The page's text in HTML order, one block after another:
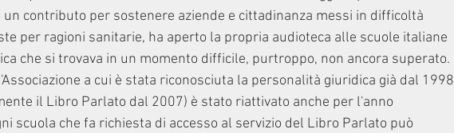
contributo per sostenere aziende e cittadinanza messi in difficoltà
per ragioni sanitarie, ha aperto la propria audioteca alle scuole italiane
che si trovava in un momento difficile, purtroppo, non ancora superato.
a cui è stata riconosciuta la personalità giuridica già dal 1998
il Libro Parlato dal 2007) è stato riattivato anche per l'anno
scuola che fa richiesta di accesso al servizio del Libro Parlato può